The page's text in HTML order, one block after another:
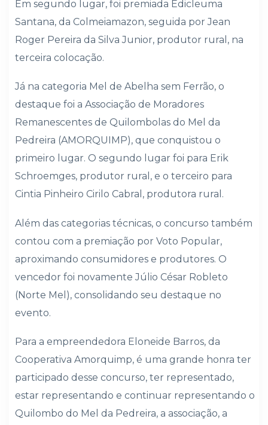
Em segundo lugar, foi premiada Edicleuma
Santana, da Colmeiamazon, seguida por Jean
Roger Pereira da Silva Junior, produtor rural, na
terceira colocação.
Já na categoria Mel de Abelha sem Ferrão, o
destaque foi a Associação de Moradores
Remanescentes de Quilombolas do Mel da
Pedreira (AMORQUIMP), que conquistou o
primeiro lugar. O segundo lugar foi para Erik
Schroemges, produtor rural, e o terceiro para
Cintia Pinheiro Cirilo Cabral, produtora rural.
Além das categorias técnicas, o concurso também
contou com a premiação por Voto Popular,
aproximando consumidores e produtores. O
vencedor foi novamente Júlio César Robleto
(Norte Mel), consolidando seu destaque no
evento.
Para a empreendedora Eloneide Barros, da
Cooperativa Amorquimp, é uma grande honra ter
participado desse concurso, ter representado,
estar representando e continuar representando o
Quilombo do Mel da Pedreira, a associação, a